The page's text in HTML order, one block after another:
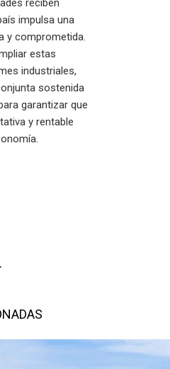
reciben
impulsa una
y comprometida.
estas
industriales,
sostenida
garantizar que
y rentable